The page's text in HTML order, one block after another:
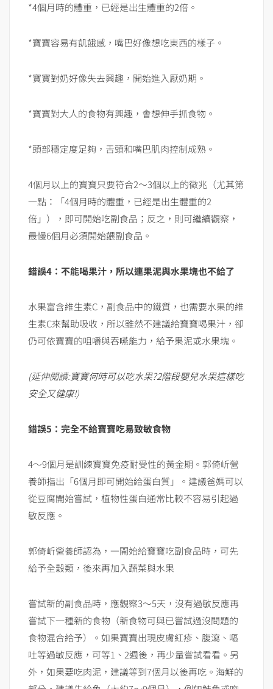
*4個月時的體重，已經是出生體重的2倍。
*寶寶容易有飢餓感，嘴巴好像想吃東西的樣子。
*寶寶對奶好像失去興趣，開始進入厭奶期。
*寶寶對大人的食物有興趣，會想伸手抓食物。
*頭部穩定度足夠，舌頭和嘴巴肌肉控制成熟。
4個月以上的寶寶只要符合2～3個以上的徵兆（尤其第
一點：「4個月時的體重，已經是出生體重的2
倍」），即可開始吃副食品；反之，則可繼續觀察，
最慢6個月必須開始餵副食品。
錯誤4：不能喝果汁，所以連果泥與水果塊也不給了
水果富含維生素C，副食品中的鐵質，也需要水果的維
生素C來幫助吸收，所以雖然不建議給寶寶喝果汁，卻
仍可依寶寶的咀嚼與吞嚥能力，給予果泥或水果塊。
(延伸閱讀:寶寶何時可以吃水果?2階段嬰兒水果這樣吃
安全又健康!)
錯誤5：完全不給寶寶吃易致敏食物
4～9個月是訓練寶寶免疫耐受性的黃金期。郭倚岓營
養師指出「6個月即可開始給蛋白質」。建議爸媽可以
從豆腐開始嘗試，植物性蛋白通常比較不容易引起過
敏反應。
郭倚岓營養師認為，一開始給寶寶吃副食品時，可先
給予全穀類，後來再加入蔬菜與水果
嘗試新的副食品時，應觀察3～5天，沒有過敏反應再
嘗試下一種新的食物（新食物可與已嘗試過沒問題的
食物混合給予）。如果寶寶出現皮膚紅疹、腹瀉、嘔
吐等過敏反應，可等1、2週後，再少量嘗試看看。另
外，如果要吃肉泥，建議等到7個月以後再吃。海鮮的